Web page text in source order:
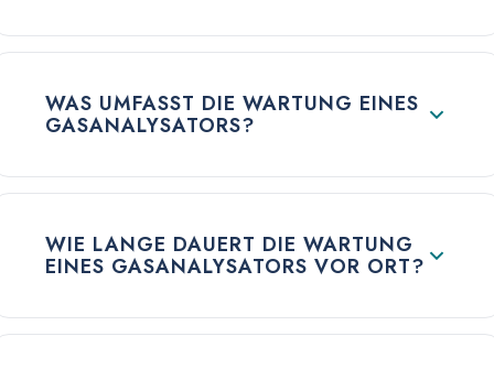
WAS UMFASST DIE WARTUNG EINES
GASANALYSATORS?
WIE LANGE DAUERT DIE WARTUNG
EINES GASANALYSATORS VOR ORT?